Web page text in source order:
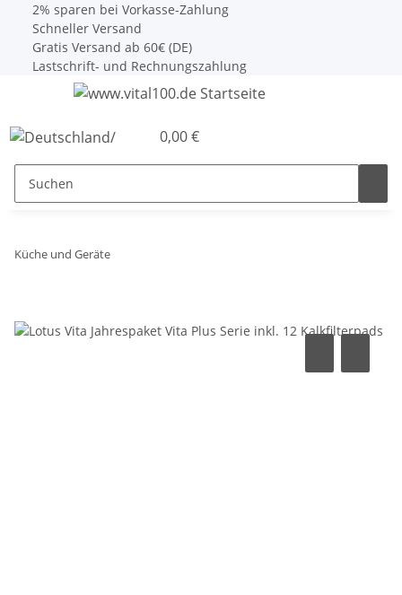
2% sparen bei Vorkasse-Zahlung
Schneller Versand
Gratis Versand ab 60€ (DE)
Lastschrift- und Rechnungszahlung
0,00 €
Küche und Geräte